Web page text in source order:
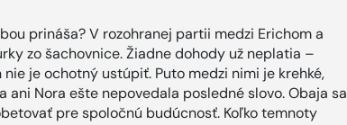
prináša? V rozohranej partii medzi Erichom a
zo šachovnice. Žiadne dohody už neplatia –
je ochotný ustúpiť. Puto medzi nimi je krehké,
ani Nora ešte nepovedala posledné slovo. Obaja sa
pre spoločnú budúcnosť. Koľko temnoty